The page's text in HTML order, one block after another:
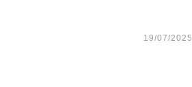
19/07/2025